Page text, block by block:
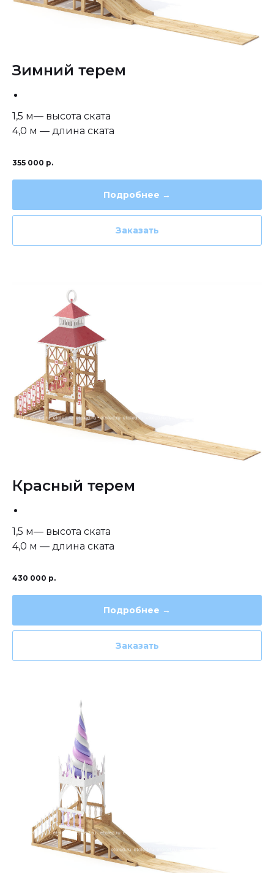
Зимний терем
1,5 м— высота ската
4,0 м — длина ската
355 000 р.
Подробнее →
Заказать
Красный терем
1,5 м— высота ската
4,0 м — длина ската
430 000 р.
Подробнее →
Заказать